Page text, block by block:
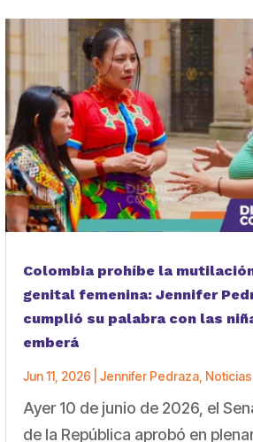
Colombia prohíbe la
genital femenina: Jennifer
cumplió su palabra con las
emberá
Jun 11, 2026 |Jennifer Pedraza Noticias
Ayer 10 de junio de 2026, el
de la República aprobó en